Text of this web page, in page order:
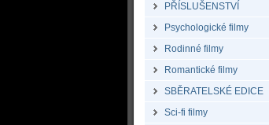
PŘÍSLUŠENSTVÍ
Psychologické filmy
Rodinné filmy
Romantické filmy
SBĚRATELSKÉ EDICE
Sci-fi filmy